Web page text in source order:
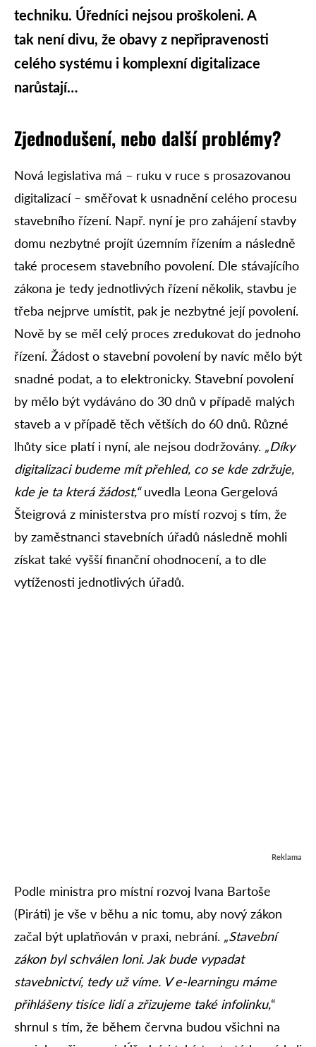
techniku. Úředníci nejsou proškoleni. A
tak není divu, že obavy z nepřipravenosti
celého systému i komplexní digitalizace
narůstají…
Zjednodušení, nebo další problémy?
Nová legislativa má – ruku v ruce s prosazovanou
digitalizací – směřovat k usnadnění celého procesu
stavebního řízení. Např. nyní je pro zahájení stavby
domu nezbytné projít územním řízením a následně
také procesem stavebního povolení. Dle stávajícího
zákona je tedy jednotlivých řízení několik, stavbu je
třeba nejprve umístit, pak je nezbytné její povolení.
Nově by se měl celý proces zredukovat do jednoho
řízení. Žádost o stavební povolení by navíc mělo být
snadné podat, a to elektronicky. Stavební povolení
by mělo být vydáváno do 30 dnů v případě malých
staveb a v případě těch větších do 60 dnů. Různé
lhůty sice platí i nyní, ale nejsou dodržovány. „Díky
digitalizaci budeme mít přehled, co se kde zdržuje,
kde je ta která žádost,“uvedla Leona Gergelová
Šteigrová z ministerstva pro místí rozvoj s tím, že
by zaměstnanci stavebních úřadů následně mohli
získat také vyšší finanční ohodnocení, a to dle
vytíženosti jednotlivých úřadů.
Reklama
Podle ministra pro místní rozvoj Ivana Bartoše
(Piráti) je vše v běhu a nic tomu, aby nový zákon
začal být uplatňován v praxi, nebrání. „Stavební
zákon byl schválen loni. Jak bude vypadat
stavebnictví, tedy už víme. V e-learningu máme
přihlášeny tisíce lidí a zřizujeme také infolinku,“
shrnul s tím, že během června budou všichni na